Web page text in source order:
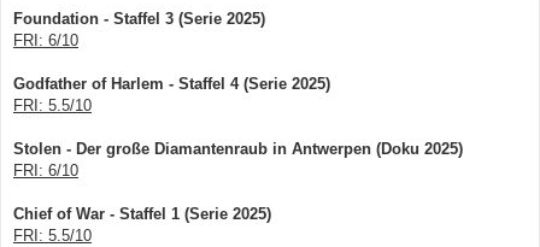
Foundation - Staffel 3 (Serie 2025)
FRI: 6/10
Godfather of Harlem - Staffel 4 (Serie 2025)
FRI: 5.5/10
Stolen - Der große Diamantenraub in Antwerpen (Doku 2025)
FRI: 6/10
Chief of War - Staffel 1 (Serie 2025)
FRI: 5.5/10